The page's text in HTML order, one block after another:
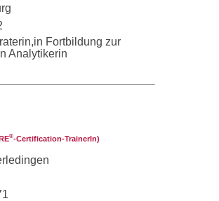
Fortbildung zur
Analytikerin
®‑Certification-TrainerIn)